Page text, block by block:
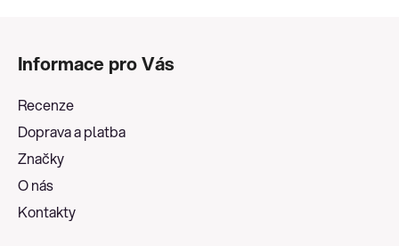
Informace pro Vás
Recenze
Doprava a platba
Značky
O nás
Kontakty